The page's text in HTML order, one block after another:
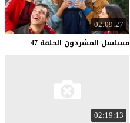
02:09:27
مسلسل المشردون الحلقة 47
02:19:13